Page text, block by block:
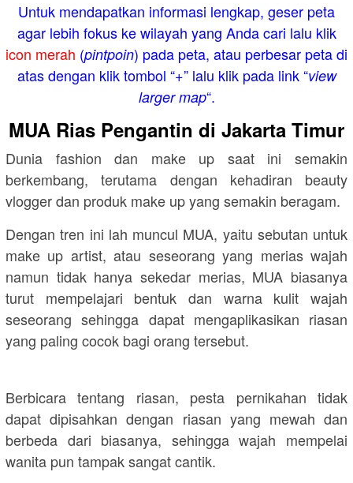
Untuk mendapatkan informasi lengkap, geser peta
agar lebih fokus ke wilayah yang Anda cari lalu klik
icon merah (pintpoin) pada peta, atau perbesar peta di
atas dengan klik tombol “+” lalu klik pada link “view
larger map“.
MUA Rias Pengantin di Jakarta Timur
Dunia fashion dan make up saat ini semakin
berkembang, terutama dengan kehadiran beauty
vlogger dan produk make up yang semakin beragam.
Dengan tren ini lah muncul MUA, yaitu sebutan untuk
make up artist, atau seseorang yang merias wajah
namun tidak hanya sekedar merias, MUA biasanya
turut mempelajari bentuk dan warna kulit wajah
seseorang sehingga dapat mengaplikasikan riasan
yang paling cocok bagi orang tersebut.
Berbicara tentang riasan, pesta pernikahan tidak
dapat dipisahkan dengan riasan yang mewah dan
berbeda dari biasanya, sehingga wajah mempelai
wanita pun tampak sangat cantik.